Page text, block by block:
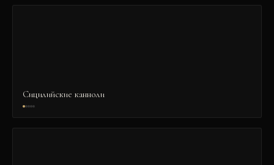
Сицилийские канноли